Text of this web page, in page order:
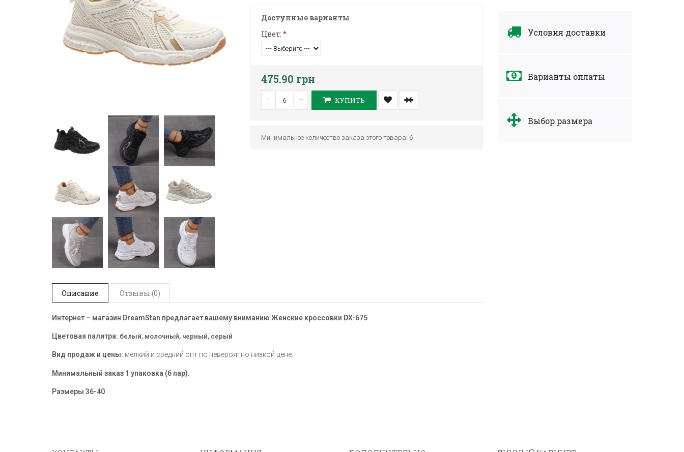
Условия доставки
Варианты оплаты
Выбор размера
Доступные варианты
Цвет: *
475.90 грн
- + КУПИТЬ
Минимальное количество заказа этого товара: 6
Описание Отзывы (0)
Интернет – магазин DreamStan предлагает вашему вниманию Женские кроссовки DX-675
Цветовая палитра: белый, молочный, черный, серый
Вид продаж и цены: мелкий и средний опт по невероятно низкой цене.
Минимальный заказ 1 упаковка (6 пар).
Размеры 36-40